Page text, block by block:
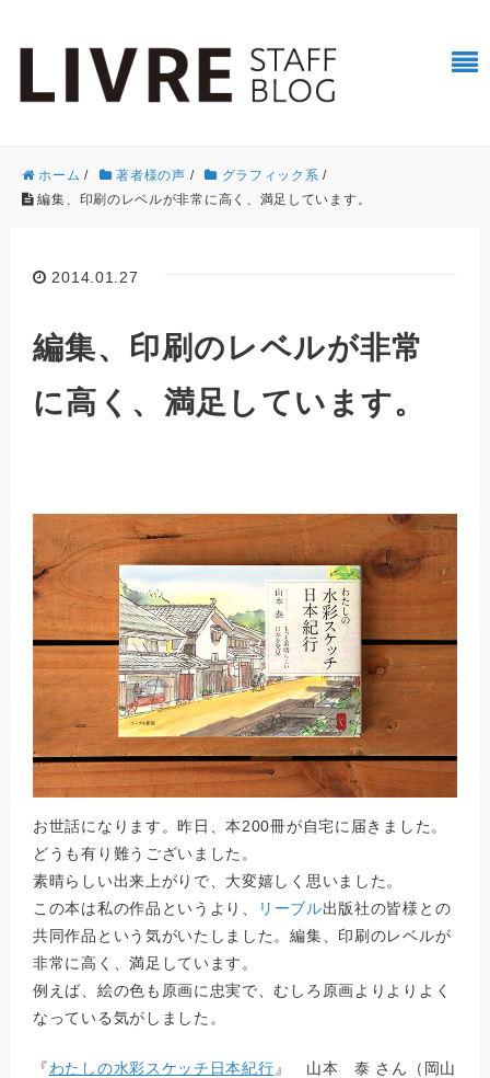
ホーム / 著者様の声 / グラフィック系 /
編集、印刷のレベルが非常に高く、満足しています。
2014.01.27
編集、印刷のレベルが非常
に高く、満足しています。
お世話になります。昨日、本200冊が自宅に届きました。
どうも有り難うございました。
素晴らしい出来上がりで、大変嬉しく思いました。
この本は私の作品というより、
リーブル出版社の皆様との
共同作品という気がいたしました。編集、印刷のレベルが
非常に高く、満足しています。
例えば、絵の色も原画に忠実で、むしろ原画よりよりよく
なっている気がしました。
『わたしの水彩スケッチ日本紀行 』 山本 泰 さん（岡山